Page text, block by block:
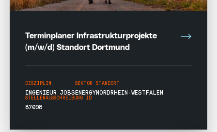
Terminplaner Infrastrukturprojekte
(m/w/d) Standort Dortmund
DISZIPLIN
INGENIEUR JOBS
SEKTOR
ENERGY
STANDORT
NORDRHEIN-WESTFALEN
STELLENAUSSCHREIBUNG ID
87098